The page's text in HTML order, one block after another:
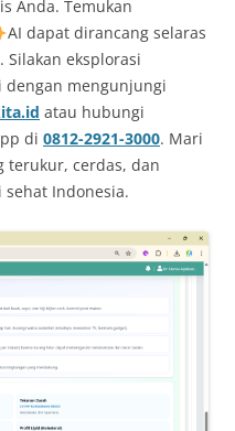
Anda. Temukan
AI dapat dirancang selaras
Silakan eksplorasi
mengunjungi
atau hubungi
di 0812-2921-3000. Mari
terukur, cerdas, dan
Indonesia.